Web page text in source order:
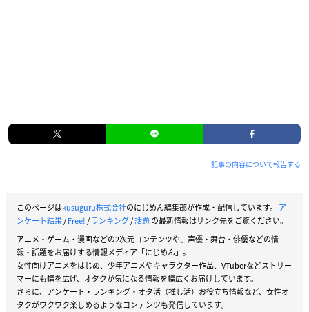
記事の内容について報告する
このページはkusuguru株式会社のにじめん編集部が作成・配信しています。 ア
ンケート結果/Free!/ランキング/話題の最新情報はリンク先をご覧ください。
アニメ・ゲーム・漫画などの2次元コンテンツや、声優・舞台・俳優などの情
報・話題をお届けする情報メディア「にじめん」。
女性向けアニメをはじめ、少年アニメやキャラクター作品、VTuberなどストリー
マーにも幅を広げ、オタクが気になる情報を幅広くお届けしています。
さらに、アンケート・ランキング・オタ活（推し活）お役立ち情報など、女性オ
タクがワクワク楽しめるようなコンテンツも発信しています。